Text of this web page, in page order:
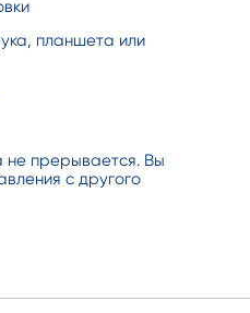
планшета или
не прерывается. Вы
c другого